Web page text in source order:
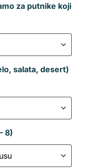
za putnike koji
salata, desert)
8)